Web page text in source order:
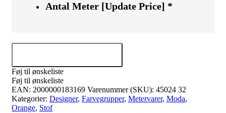
Antal Meter [Update Price] *
Føj til ønskeliste
Føj til ønskeliste
EAN: 2000000183169 Varenummer (SKU): 45024 32
Kategorier: Designer, Farvegrupper, Metervarer, Moda,
Orange, Stof